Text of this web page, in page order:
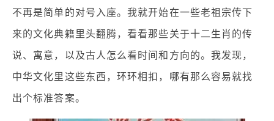
不再是简单的对号入座。我就开始在一些老祖宗传下
来的文化典籍里头翻腾，看看那些关于十二生肖的传
说、寓意，以及古人怎么看时间和方向的。我发现，
中华文化里这些东西，环环相扣，哪有那么容易就找
出个标准答案。